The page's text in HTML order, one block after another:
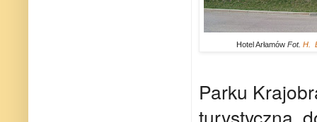
Hotel Arłamów Fot. H.
Parku
turystyczna,